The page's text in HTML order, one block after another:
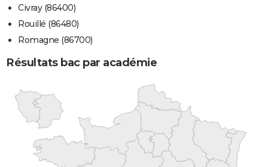
Civray (86400)
Rouillé (86480)
Romagne (86700)
Résultats bac par académie